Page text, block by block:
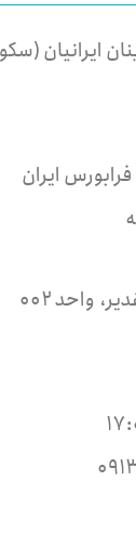
ایرانیان
ایران